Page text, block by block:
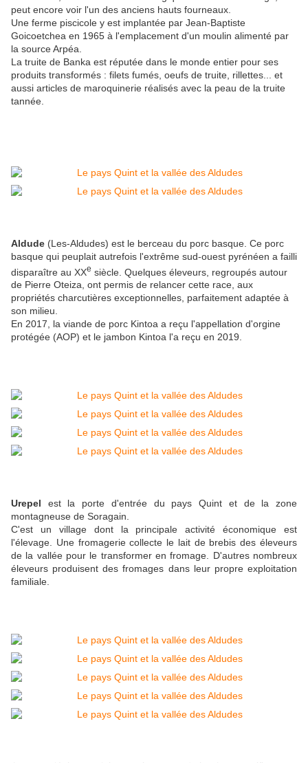
peut encore voir l'un des anciens hauts fourneaux.
Une ferme piscicole y est implantée par Jean-Baptiste
Goicoetchea en 1965 à l'emplacement d'un moulin alimenté par
la source Arpéa.
La truite de Banka est réputée dans le monde entier pour ses
produits transformés : filets fumés, oeufs de truite, rillettes... et
aussi articles de maroquinerie réalisés avec la peau de la truite
tannée.
Aldude (Les-Aldudes) est le berceau du porc basque. Ce porc
basque qui peuplait autrefois l'extrême sud-ouest pyrénéen a failli
disparaître au XXe siècle. Quelques éleveurs, regroupés autour
de Pierre Oteiza, ont permis de relancer cette race, aux
propriétés charcutières exceptionnelles, parfaitement adaptée à
son milieu.
En 2017, la viande de porc Kintoa a reçu l'appellation d'orgine
protégée (AOP) et le jambon Kintoa l'a reçu en 2019.
Urepel est la porte d'entrée du pays Quint et de la zone
montagneuse de Soragain.
C'est un village dont la principale activité économique est
l'élevage. Une fromagerie collecte le lait de brebis des éleveurs
de la vallée pour le transformer en fromage. D'autres nombreux
éleveurs produisent des fromages dans leur propre exploitation
familiale.